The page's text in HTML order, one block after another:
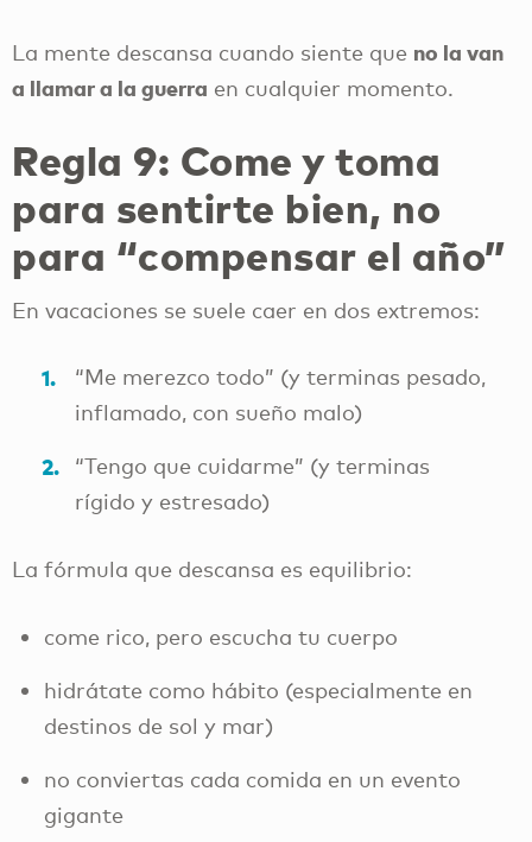
La mente descansa cuando siente que no la van
a llamar a la guerra en cualquier momento.
Regla 9: Come y toma
para sentirte bien, no
para “compensar el año”
En vacaciones se suele caer en dos extremos:
“Me merezco todo” (y terminas pesado,
inflamado, con sueño malo)
“Tengo que cuidarme” (y terminas
rígido y estresado)
La fórmula que descansa es equilibrio:
come rico, pero escucha tu cuerpo
hidrátate como hábito (especialmente en
destinos de sol y mar)
no conviertas cada comida en un evento
gigante